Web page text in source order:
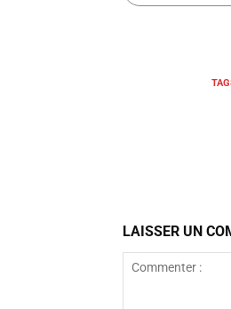
LAISSER UN